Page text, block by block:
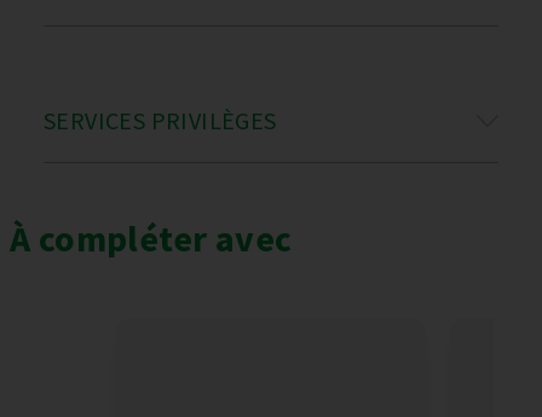
SERVICES PRIVILÈGES
À compléter avec